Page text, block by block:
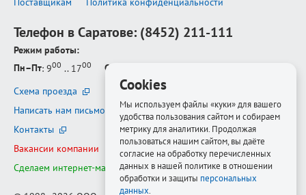
Телефон в Саратове: (8452) 211-111
Режим работы:
Пн–Пт: 900 .. 1700 Сб–Вс
Схема проезда
Написать нам письмо
Контакты
Вакансии компании
Сделаем интернет-магазин ещё лучше
Cookies
Мы используем файлы «куки» для вашего
удобства пользования сайтом и собираем
метрику для аналитики. Продолжая
пользоваться нашим сайтом, вы даёте
согласие на обработку перечисленных
данных в нашей политике в отношении
обработки и защиты персональных
данных